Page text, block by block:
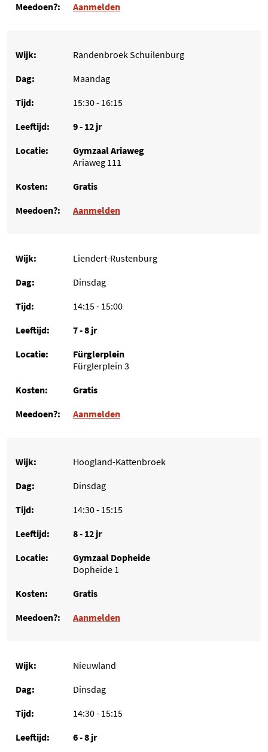
Aanmelden
Randenbroek Schuilenburg
Maandag
15:30 - 16:15
9 - 12 jr
Gymzaal Ariaweg
Ariaweg 111
Gratis
Aanmelden
Liendert-Rustenburg
Dinsdag
14:15 - 15:00
7 - 8 jr
Fürglerplein
Fürglerplein 3
Gratis
Aanmelden
Hoogland-Kattenbroek
Dinsdag
14:30 - 15:15
8 - 12 jr
Gymzaal Dopheide
Dopheide 1
Gratis
Aanmelden
Nieuwland
Dinsdag
14:30 - 15:15
6 - 8 jr